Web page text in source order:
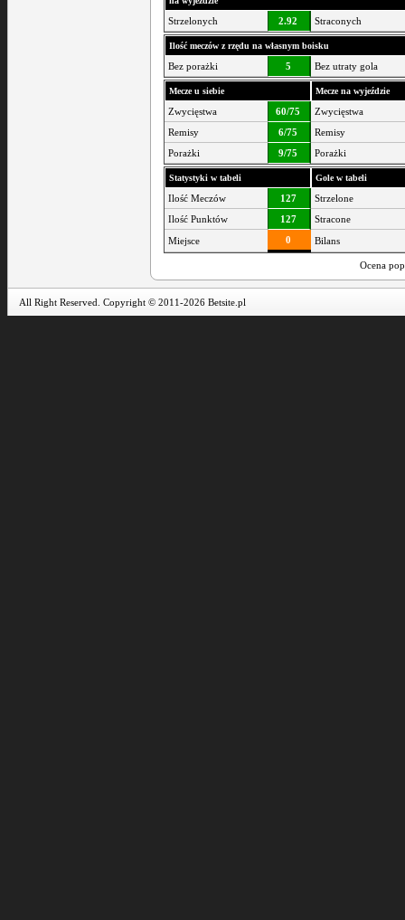
Strzelonych 2.92 Straconych
Ilość meczów z rzędu na własnym boisku
Bez porażki 5 Bez utraty gola
Mecze u siebie Mecze na wyjeździe
Zwycięstwa 60/75
Zwycięstwa
Remisy
6/75
Remisy
Porażki
9/75 Porażki
Statystyki w tabeli Gole w tabeli
Ilość Meczów 127
Strzelone
Ilość Punktów
127
Stracone
Miejsce
0 Bilans
Ocena
All Right Reserved. Copyright © 2011-2026 Betsite.pl